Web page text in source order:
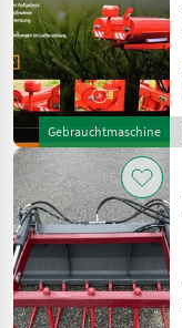
Gebrauchtmaschine